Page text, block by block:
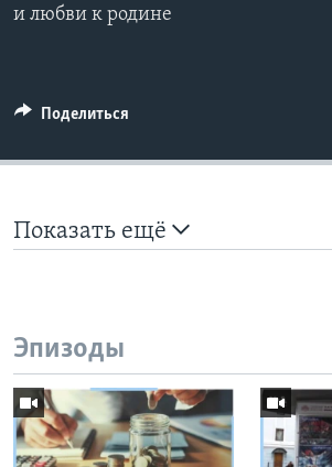
и любви к родине
Поделиться
Показать ещё
Эпизоды